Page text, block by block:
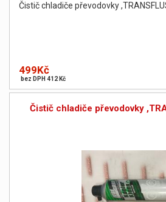
Čistič chladiče převodovky
499Kč
bez DPH 412 Kč
Čistič chladiče převodovky